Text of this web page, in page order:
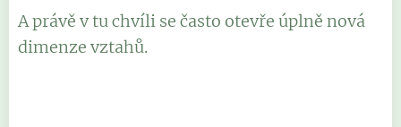
A právě v tu chvíli se často otevře úplně nová
dimenze vztahů.